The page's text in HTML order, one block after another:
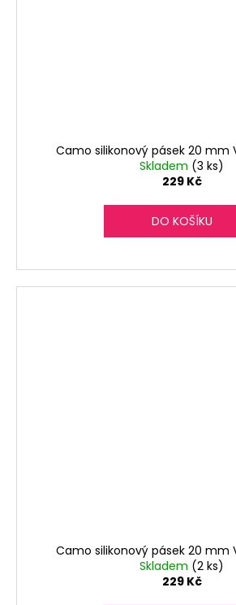
Camo silikonový pásek 20 mm
Skladem (3 ks)
229 Kč
DO KOŠÍKU
Camo silikonový pásek 20 mm
Skladem (2 ks)
229 Kč